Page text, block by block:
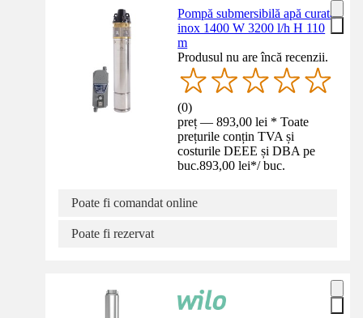
Pompă submersibilă apă curată
inox 1400 W 3200 l/h H 110
m
Produsul nu are încă recenzii.
(0)
preț — 893,00 lei * Toate
prețurile conțin TVA și
costurile DEEE și DBA pe
buc.893,00 lei*/ buc.
Poate fi comandat online
Poate fi rezervat